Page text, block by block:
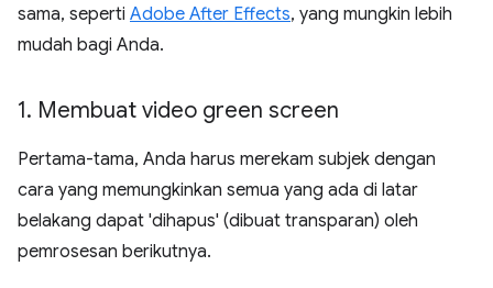
sama, seperti Adobe After Effects, yang mungkin lebih
mudah bagi Anda.
1. Membuat video green screen
Pertama-tama, Anda harus merekam subjek dengan
cara yang memungkinkan semua yang ada di latar
belakang dapat 'dihapus' (dibuat transparan) oleh
pemrosesan berikutnya.